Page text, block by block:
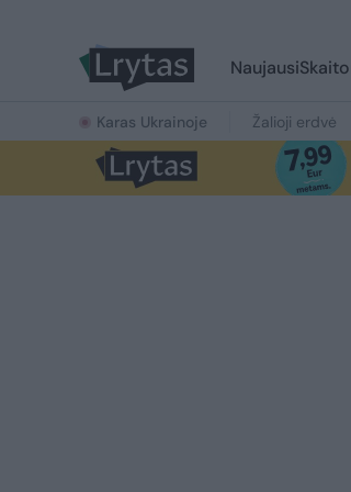
Naujausi
Karas Ukrainoje Žalioji erdvė